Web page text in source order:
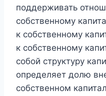
поддерживать
собственному
к собственному
к собственному
собой структуру
определяет долю
собственном